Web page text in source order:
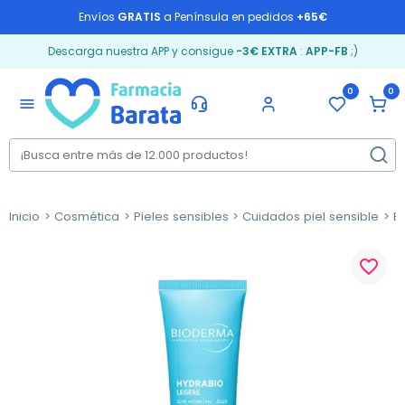
Envíos GRATIS a Península en pedidos +65€
Descarga nuestra APP y consigue -3€ EXTRA: APP-FB ;)
menu
0 0
Inicio Cosmética Pieles sensibles Cuidados piel sensible
favorite_border